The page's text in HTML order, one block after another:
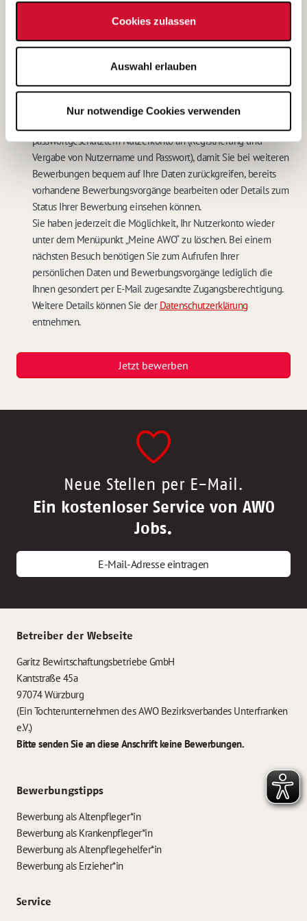
Cookies zulassen
Auswahl erlauben
Nur notwendige Cookies verwenden
Kontaktdaten widerrufen. In diesem Falle werden meine
personenbezogenen Daten sowohl auf den IT-Systemen des
Betreibers, als auch bei der für das Stellenangebot
Eine weitere Bearbeitung meiner Bewerbung ist in diesem Fall
nicht möglich.*
Mit dem Abschicken Ihrer Online-Bewerbung bieten wir Ihnen
passwortgeschütztem Nutzerkonto an (Registrierung und
Vergabe von Nutzername und Passwort), damit Sie bei weiteren
Bewerbungen bequem auf Ihre Daten zurückgreifen, bereits
vorhandene Bewerbungsvorgänge bearbeiten oder Details zum
Status Ihrer Bewerbung einsehen können.
Sie haben jederzeit die Möglichkeit, Ihr Nutzerkonto wieder
unter dem Menüpunkt „Meine AWO“ zu löschen. Bei einem
nächsten Besuch benötigen Sie zum Aufrufen Ihrer
persönlichen Daten und Bewerbungsvorgänge lediglich die
Ihnen gesondert per E-Mail zugesandte Zugangsberechtigung.
Weitere Details können Sie der Datenschutzerklärung
entnehmen.
Jetzt bewerben
Neue Stellen per E-Mail.
Ein kostenloser Service von AWO
Jobs.
E-Mail-Adresse eintragen
Betreiber der Webseite
Garitz Bewirtschaftungsbetriebe GmbH
Kantstraße 45a
97074 Würzburg
(Ein Tochterunternehmen des AWO Bezirksverbandes Unterfranken
e.V.)
Bitte senden Sie an diese Anschrift keine Bewerbungen.
Bewerbungstipps
Bewerbung als Altenpfleger*in
Bewerbung als Krankenpfleger*in
Bewerbung als Altenpflegehelfer*in
Bewerbung als Erzieher*in
Service